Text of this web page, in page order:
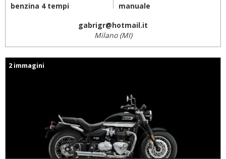
benzina 4 tempi manuale
gabrigr@hotmail.it
Milano (MI)
2 immagini